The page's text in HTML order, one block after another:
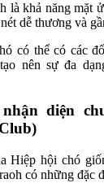
là khả năng mặt
dễ thương và
có thể có các
nên sự đa
diện
Hiệp hội chó
có những đặc